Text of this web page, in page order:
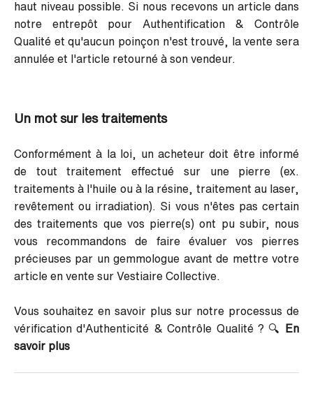
haut niveau possible. Si nous recevons un article dans
notre entrepôt pour Authentification & Contrôle
Qualité et qu'aucun poinçon n'est trouvé, la vente sera
annulée et l'article retourné à son vendeur.
Un mot sur les traitements
Conformément à la loi, un acheteur doit être informé
de tout traitement effectué sur une pierre (ex.
traitements à l'huile ou à la résine, traitement au laser,
revêtement ou irradiation). Si vous n'êtes pas certain
des traitements que vos pierre(s) ont pu subir, nous
vous recommandons de faire évaluer vos pierres
précieuses par un gemmologue avant de mettre votre
article en vente sur Vestiaire Collective.
Vous souhaitez en savoir plus sur notre processus de
vérification d'Authenticité & Contrôle Qualité ? 🔍
En
savoir plus